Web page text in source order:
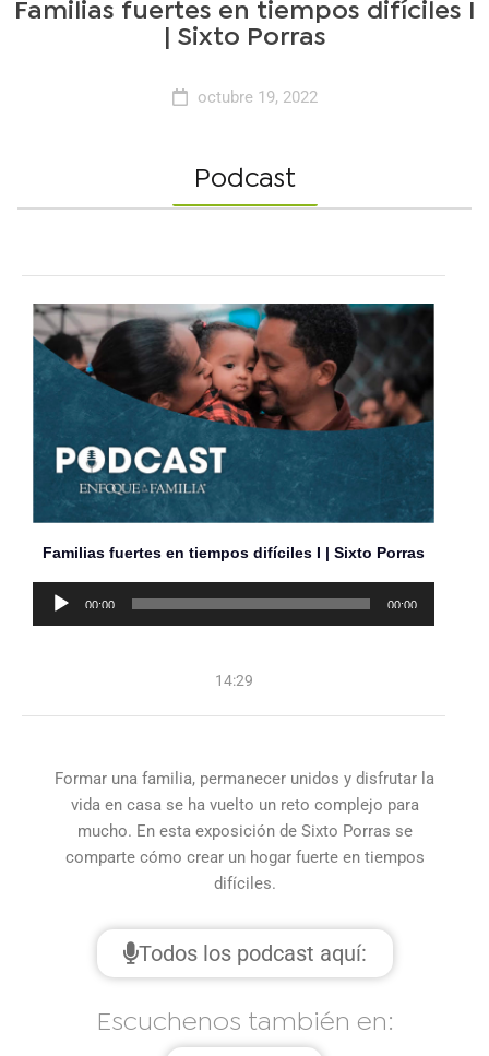
Familias fuertes en tiempos difíciles I
| Sixto Porras
octubre 19, 2022
Podcast
Familias fuertes en tiempos difíciles I | Sixto Porras
Reproductor
00:00 00:00
14:29
Formar una familia, permanecer unidos y disfrutar la
vida en casa se ha vuelto un reto complejo para
mucho. En esta exposición de Sixto Porras se
comparte cómo crear un hogar fuerte en tiempos
difíciles.
Todos los podcast aquí:
Escuchenos también en: